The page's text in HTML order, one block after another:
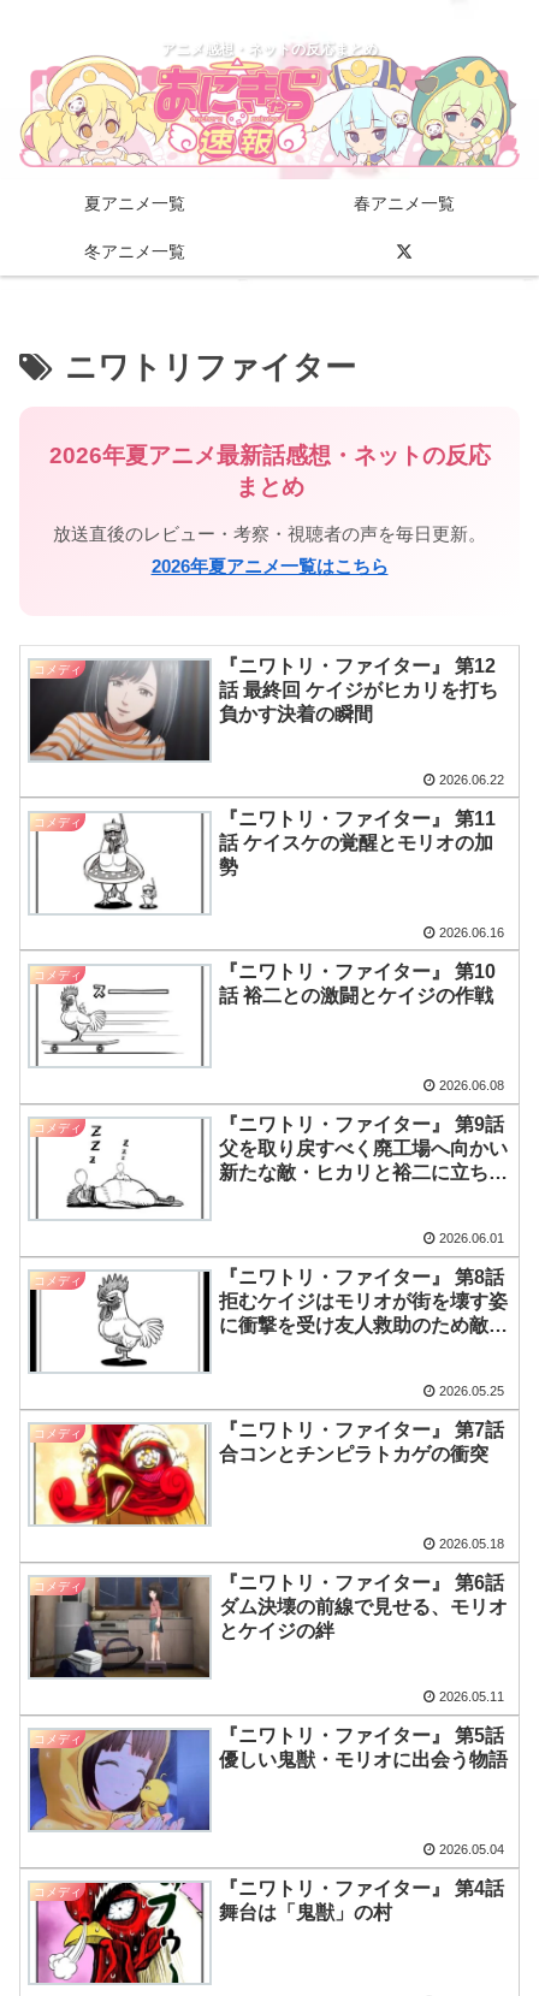
アニメ感想・ネットの反応まとめ
夏アニメ一覧 春アニメ一覧
冬アニメ一覧
ニワトリファイター
2026年夏アニメ最新話感想・ネットの反応
まとめ
放送直後のレビュー・考察・視聴者の声を毎日更新。
2026年夏アニメ一覧はこちら
コメディ
『ニワトリ・ファイター』 第12
話 最終回 ケイジがヒカリを打ち
負かす決着の瞬間
2026.06.22
コメディ
『ニワトリ・ファイター』 第11
話 ケイスケの覚醒とモリオの加
勢
2026.06.16
コメディ
『ニワトリ・ファイター』 第10
話 裕二との激闘とケイジの作戦
2026.06.08
コメディ
『ニワトリ・ファイター』 第9話
父を取り戻すべく廃工場へ向かい
新たな敵・ヒカリと裕二に立ち向
2026.06.01
コメディ
『ニワトリ・ファイター』 第8話
拒むケイジはモリオが街を壊す姿
に衝撃を受け友人救助のため敵ア
2026.05.25
コメディ
『ニワトリ・ファイター』 第7話
合コンとチンピラトカゲの衝突
2026.05.18
コメディ
『ニワトリ・ファイター』 第6話
ダム決壊の前線で見せる、モリオ
とケイジの絆
2026.05.11
コメディ
『ニワトリ・ファイター』 第5話
優しい鬼獣・モリオに出会う物語
2026.05.04
コメディ
『ニワトリ・ファイター』 第4話
舞台は「鬼獣」の村